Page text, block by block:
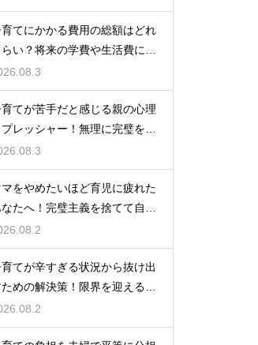
ための計画術
てにかかる費用の総額はどれ
らい？将来の学費や生活費に備
今から計画的に貯金をして教
金を準備する術
てが苦手だと感じる親の心理
プレッシャー！無理に完璧を目
ずに自分らしいペースで育児
るためのヒント
マをやめたいほど育児に疲れた
たへ！完璧主義を捨てて自分
を大切にしながら心に余裕を
戻すための方法
てが辛すぎる状況から抜け出
めの解決策！限界を迎える前
してほしいストレス解消法と
るサポート